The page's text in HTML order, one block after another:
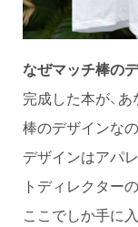
なぜマッチ棒の
完成した本が、
棒のデザインなの
デザインはアパ
トディレクターの
ここでしか手に